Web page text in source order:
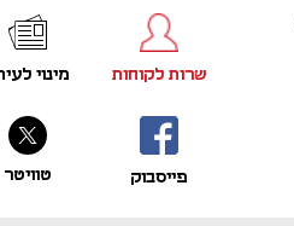
פייסבוק
שרות לקוחות
טוויטר
מינוי